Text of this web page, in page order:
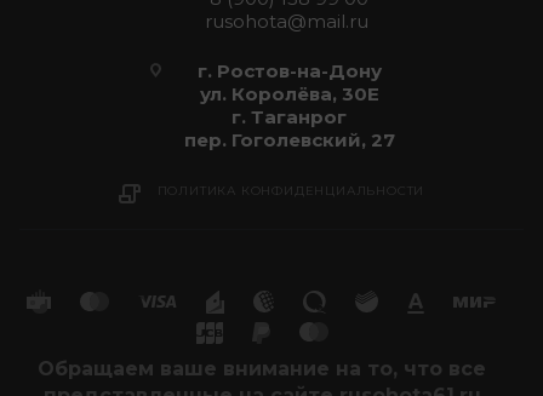
rusohota@mail.ru
г. Ростов-на-Дону
ул. Королёва, 30Е
г. Таганрог
пер. Гоголевский, 27
ПОЛИТИКА КОНФИДЕНЦИАЛЬНОСТИ
Обращаем ваше внимание на то, что все